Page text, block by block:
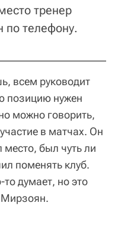
тренер
по телефону.
всем руководит
позицию нужен
можно говорить,
в матчах. Он
был чуть ли
поменять клуб.
то думает, но это
Мирзоян.